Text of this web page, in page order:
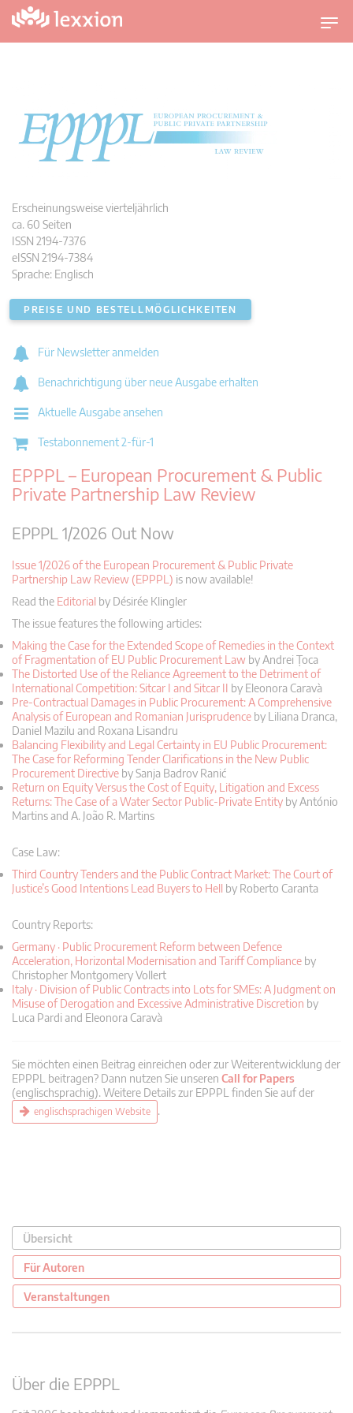
U
m
Erscheinungsweise vierteljährlich
ca. 60 Seiten
ISSN 2194-7376
eISSN 2194-7384
Sprache: Englisch
PREISE UND BESTELLMÖGLICHKEITEN
Für Newsletter anmelden
Benachrichtigung über neue Ausgabe erhalten
Aktuelle Ausgabe ansehen
Testabonnement 2-für-1
EPPPL – European Procurement & Public
Private Partnership Law Review
EPPPL 1/2026 Out Now
Issue 1/2026 of the European Procurement & Public Private
Partnership Law Review (EPPPL) is now available!
Read the Editorial by Désirée Klingler
The issue features the following articles:
Making the Case for the Extended Scope of Remedies in the Context
of Fragmentation of EU Public Procurement Law by Andrei Țoca
The Distorted Use of the Reliance Agreement to the Detriment of
International Competition:Sitcar I and Sitcar II
by Eleonora Caravà
Pre-Contractual Damages in Public Procurement: A Comprehensive
Analysis of European and Romanian Jurisprudence by Liliana Dranca,
Daniel Mazilu and Roxana Lisandru
Balancing Flexibility and Legal Certainty in EU Public Procurement:
The Case for Reforming Tender Clarifications in the New Public
Procurement Directive by Sanja Badrov Ranić
Return on Equity Versus the Cost of Equity, Litigation and Excess
Returns: The Case of a Water Sector Public-Private Entity by António
Martins and A. João R. Martins
Case Law:
Third Country Tenders and the Public Contract Market: The Court of
Justice’s Good Intentions Lead Buyers to Hell
by Roberto Caranta
Country Reports:
Germany · Public Procurement Reform between Defence
Acceleration, Horizontal Modernisation and Tariff Compliance by
Christopher Montgomery Vollert
Italy · Division of Public Contracts into Lots for SMEs: A Judgment on
Misuse of Derogation and Excessive Administrative Discretion by
Luca Pardi and Eleonora Caravà
Sie möchten einen Beitrag einreichen oder zur Weiterentwicklung der
EPPPL beitragen? Dann nutzen Sie unseren Call for Papers
(englischsprachig). Weitere Details zur EPPPL finden Sie auf der
englischsprachigen Website .
Übersicht
Für Autoren
Veranstaltungen
Über die EPPPL